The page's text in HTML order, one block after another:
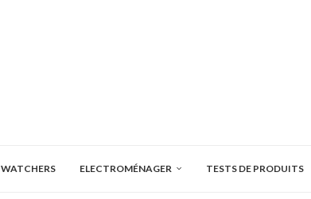
ELECTROMÉNAGER TESTS DE PRODUITS